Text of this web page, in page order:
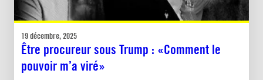
19 décembre, 2025
Être procureur sous Trump : «Comment le
pouvoir m’a viré»